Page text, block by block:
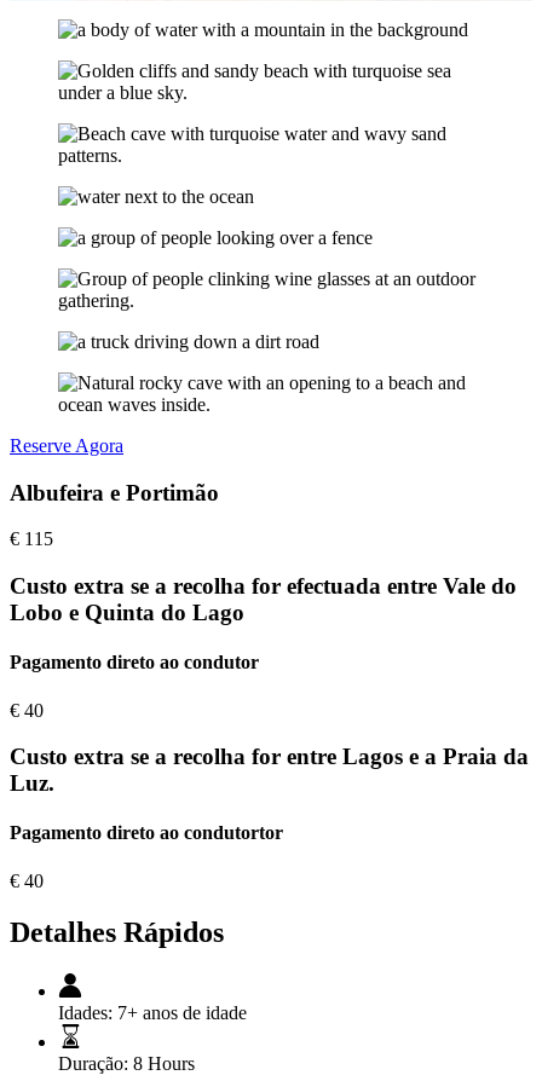
Reserve Agora
Albufeira e Portimão
€ 115
Custo extra se a recolha for efectuada entre Vale do
Lobo e Quinta do Lago
Pagamento direto ao condutor
€ 40
Custo extra se a recolha for entre Lagos e a Praia da
Luz.
Pagamento direto ao condutortor
€ 40
Detalhes Rápidos
Idades: 7+ anos de idade
Duração: 8 Hours